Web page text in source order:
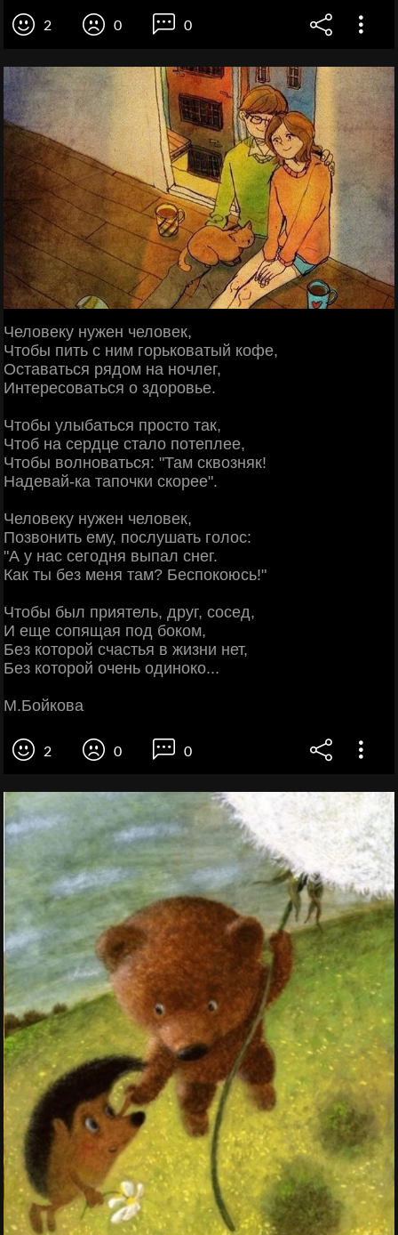
2 0 0
Человеку нужен человек,
Чтобы пить с ним горьковатый кофе,
Оставаться рядом на ночлег,
Интересоваться о здоровье.
Чтобы улыбаться просто так,
Чтоб на сердце стало потеплее,
Чтобы волноваться: "Там сквозняк!
Надевай-ка тапочки скорее".
Человеку нужен человек,
Позвонить ему, послушать голос:
"А у нас сегодня выпал снег.
Как ты без меня там? Беспокоюсь!"
Чтобы был приятель, друг, сосед,
И еще сопящая под боком,
Без которой счастья в жизни нет,
Без которой очень одиноко...
М.Бойкова
2 0 0